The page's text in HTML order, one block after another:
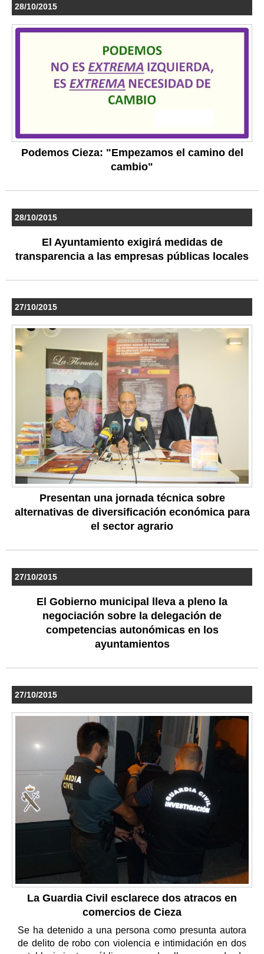
28/10/2015
Podemos Cieza: "Empezamos el camino del
cambio"
28/10/2015
El Ayuntamiento exigirá medidas de
transparencia a las empresas públicas locales
27/10/2015
Presentan una jornada técnica sobre
alternativas de diversificación económica para
el sector agrario
27/10/2015
El Gobierno municipal lleva a pleno la
negociación sobre la delegación de
competencias autonómicas en los
ayuntamientos
27/10/2015
La Guardia Civil esclarece dos atracos en
comercios de Cieza
Se ha detenido a una persona como presunta autora
de delito de robo con violencia e intimidación en dos